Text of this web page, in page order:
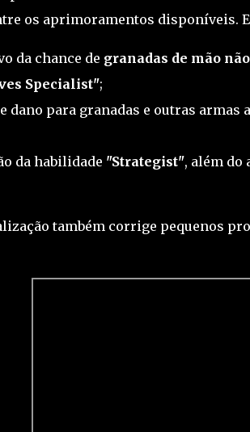
os aprimoramentos disponíveis.
da chance de granadas de mão
Specialist";
dano para granadas e outras armas
da habilidade "Strategist", além do
também corrige pequenos